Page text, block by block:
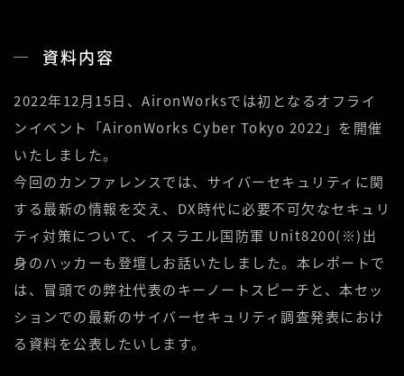
資料内容
2022年12月15日、AironWorksでは初となるオフライ
ンイベント「AironWorks Cyber Tokyo 2022」を開催
いたしました。
今回のカンファレンスでは、サイバーセキュリティに関
する最新の情報を交え、DX時代に必要不可欠なセキュリ
ティ対策について、イスラエル国防軍 Unit8200(※)出
身のハッカーも登壇しお話いたしました。本レポートで
は、冒頭での弊社代表のキーノートスピーチと、本セッ
ションでの最新のサイバーセキュリティ調査発表におけ
る資料を公表したいします。